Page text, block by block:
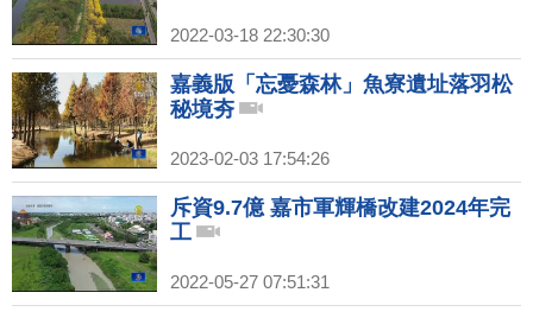
2022-03-18 22:30:30
嘉義版「忘憂森林」魚寮遺址落羽松
秘境夯
2023-02-03 17:54:26
斥資9.7億 嘉市軍輝橋改建2024年完
工
2022-05-27 07:51:31